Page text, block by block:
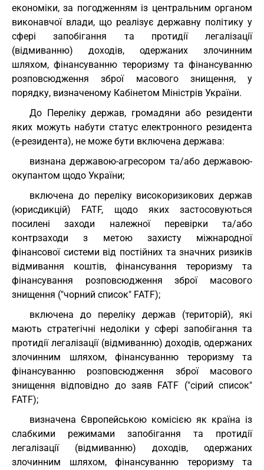
економіки, за погодженням із центральним органом
виконавчої влади, що реалізує державну політику у
сфері запобігання та протидії легалізації
(відмиванню) доходів, одержаних злочинним
шляхом, фінансуванню тероризму та фінансуванню
розповсюдження зброї масового знищення, у
порядку, визначеному Кабінетом Міністрів України.
До Переліку держав, громадяни або резиденти
яких можуть набути статус електронного резидента
(е-резидента), не може бути включена держава:
визнана державою-агресором та/або державою-
окупантом щодо України;
включена до переліку високоризикових держав
(юрисдикцій) FATF, щодо яких застосовуються
посилені заходи належної перевірки та/або
контрзаходи з метою захисту міжнародної
фінансової системи від постійних та значних ризиків
відмивання коштів, фінансування тероризму та
фінансування розповсюдження зброї масового
знищення ("чорний список" FATF);
включена до переліку держав (територій), які
мають стратегічні недоліки у сфері запобігання та
протидії легалізації (відмиванню) доходів, одержаних
злочинним шляхом, фінансуванню тероризму та
фінансуванню розповсюдження зброї масового
знищення відповідно до заяв FATF ("сірий список"
FATF);
визначена Європейською комісією як країна із
слабкими режимами запобігання та протидії
легалізації (відмиванню) доходів, одержаних
злочинним шляхом, фінансуванню тероризму та